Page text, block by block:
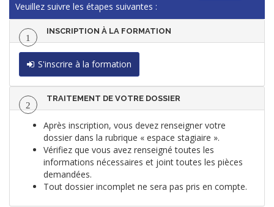
Veuillez suivre les étapes suivantes :
1
INSCRIPTION À LA FORMATION
S'inscrire à la formation
2
TRAITEMENT DE VOTRE DOSSIER
Après inscription, vous devez renseigner votre
dossier dans la rubrique « espace stagiaire ».
Vérifiez que vous avez renseigné toutes les
informations nécessaires et joint toutes les pièces
demandées.
Tout dossier incomplet ne sera pas pris en compte.